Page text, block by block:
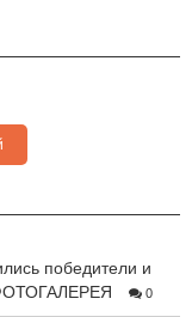
победители и
ФОТОГАЛЕРЕЯ
0